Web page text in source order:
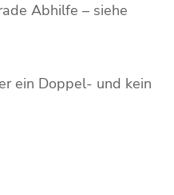
Abhilfe – siehe
ein Doppel- und kein